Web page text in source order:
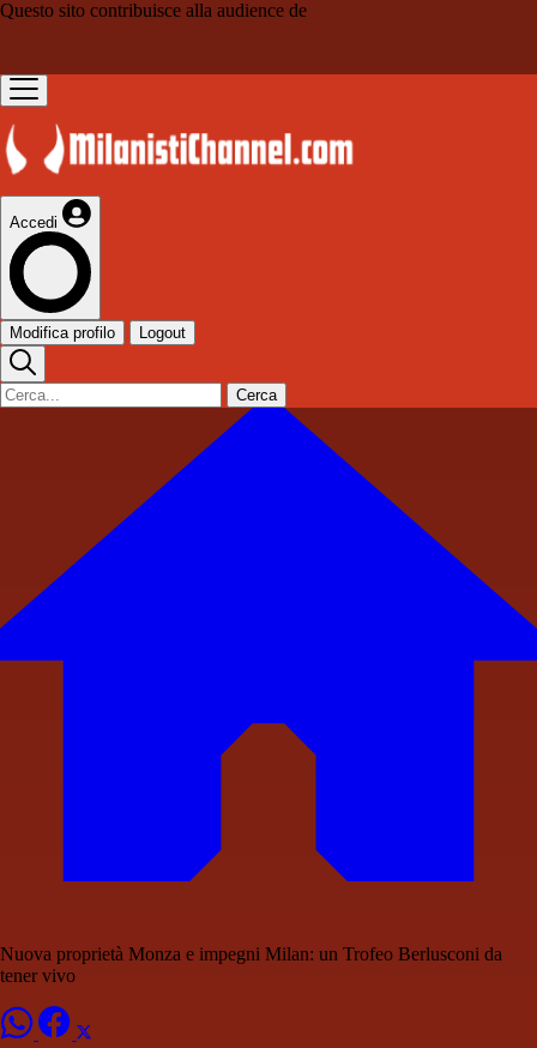
Questo sito contribuisce alla audience de
Accedi
Modifica profilo Logout
Cerca
Nuova proprietà Monza e impegni Milan: un Trofeo Berlusconi da
tener vivo